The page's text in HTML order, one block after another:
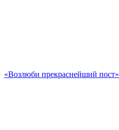
«Возлюби прекраснейший пост»